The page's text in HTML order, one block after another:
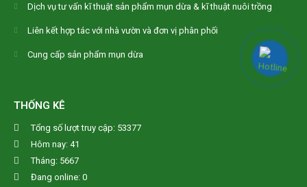
Dịch vụ tư vấn kĩ thuật sản phẩm mụn dừa & kĩ thuật nuôi trồng
Liên kết hợp tác với nhà vườn và đơn vị phân phối
Cung cấp sản phẩm mụn dừa
THỐNG KÊ
Tổng số lượt truy cập: 53377
Hôm nay: 41
Tháng: 5667
Đang online: 0